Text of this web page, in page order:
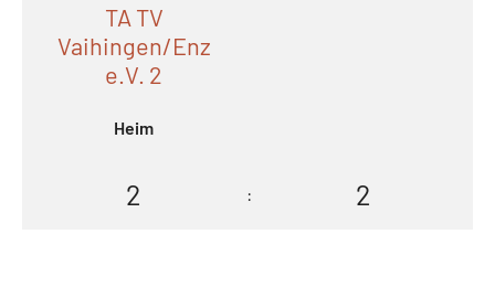
TA TV
Vaihingen/Enz
e.V. 2
Heim
2 : 2